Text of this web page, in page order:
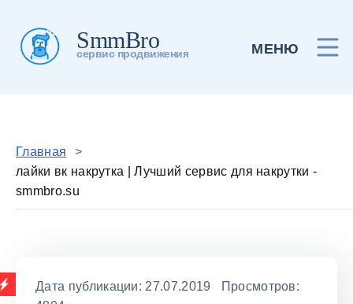
SmmBro
сервис продвижения МЕНЮ
Главная
>
лайки вк накрутка | Лучший сервис для накрутки -
smmbro.su
Дата публикации: 27.07.2019 Просмотров: